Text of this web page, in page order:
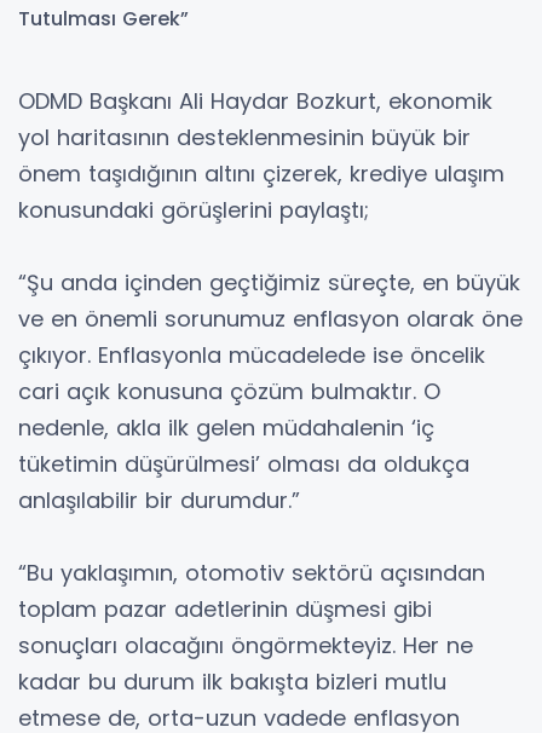
ODMD Başkanı Ali Haydar Bozkurt, ekonomik
yol haritasının desteklenmesinin büyük bir
önem taşıdığının altını çizerek, krediye ulaşım
konusundaki görüşlerini paylaştı;
“Şu anda içinden geçtiğimiz süreçte, en büyük
ve en önemli sorunumuz enflasyon olarak öne
çıkıyor. Enflasyonla mücadelede ise öncelik
cari açık konusuna çözüm bulmaktır. O
nedenle, akla ilk gelen müdahalenin ‘iç
tüketimin düşürülmesi’ olması da oldukça
anlaşılabilir bir durumdur.”
“Bu yaklaşımın, otomotiv sektörü açısından
toplam pazar adetlerinin düşmesi gibi
sonuçları olacağını öngörmekteyiz. Her ne
kadar bu durum ilk bakışta bizleri mutlu
etmese de, orta-uzun vadede enflasyon